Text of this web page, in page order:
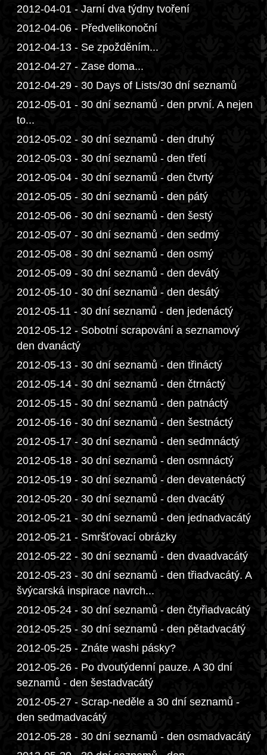
2012-04-01 - Jarní dva týdny tvoření
2012-04-06 - Předvelikonoční
2012-04-13 - Se zpožděním...
2012-04-27 - Zase doma...
2012-04-29 - 30 Days of Lists/30 dní seznamů
2012-05-01 - 30 dní seznamů - den první. A nejen
to...
2012-05-02 - 30 dní seznamů - den druhý
2012-05-03 - 30 dní seznamů - den třetí
2012-05-04 - 30 dní seznamů - den čtvrtý
2012-05-05 - 30 dní seznamů - den pátý
2012-05-06 - 30 dní seznamů - den šestý
2012-05-07 - 30 dní seznamů - den sedmý
2012-05-08 - 30 dní seznamů - den osmý
2012-05-09 - 30 dní seznamů - den devátý
2012-05-10 - 30 dní seznamů - den desátý
2012-05-11 - 30 dní seznamů - den jedenáctý
2012-05-12 - Sobotní scrapování a seznamový
den dvanáctý
2012-05-13 - 30 dní seznamů - den třináctý
2012-05-14 - 30 dní seznamů - den čtrnáctý
2012-05-15 - 30 dní seznamů - den patnáctý
2012-05-16 - 30 dní seznamů - den šestnáctý
2012-05-17 - 30 dní seznamů - den sedmnáctý
2012-05-18 - 30 dní seznamů - den osmnáctý
2012-05-19 - 30 dní seznamů - den devatenáctý
2012-05-20 - 30 dní seznamů - den dvacátý
2012-05-21 - 30 dní seznamů - den jednadvacátý
2012-05-21 - Smršťovací obrázky
2012-05-22 - 30 dní seznamů - den dvaadvacátý
2012-05-23 - 30 dní seznamů - den třiadvacátý. A
švýcarská inspirace navrch...
2012-05-24 - 30 dní seznamů - den čtyřiadvacátý
2012-05-25 - 30 dní seznamů - den pětadvacátý
2012-05-25 - Znáte washi pásky?
2012-05-26 - Po dvoutýdenní pauze. A 30 dní
seznamů - den šestadvacátý
2012-05-27 - Scrap-neděle a 30 dní seznamů -
den sedmadvacátý
2012-05-28 - 30 dní seznamů - den osmadvacátý